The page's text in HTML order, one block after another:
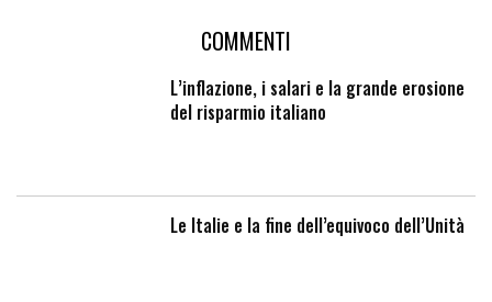
COMMENTI
L’inflazione, i salari e la grande erosione
del risparmio italiano
Le Italie e la fine dell’equivoco dell’Unità